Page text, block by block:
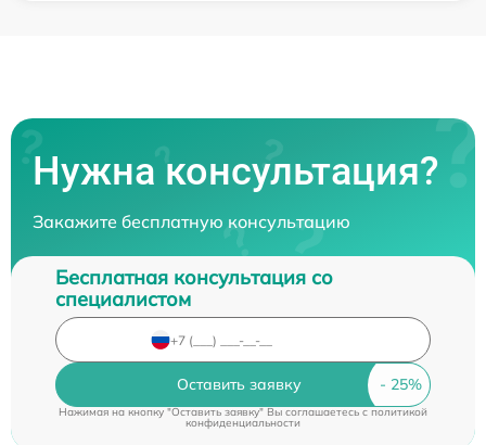
Нужна консультация?
Закажите бесплатную консультацию
Бесплатная консультация со
специалистом
Оставить заявку
Нажимая на кнопку "Оставить заявку" Вы соглашаетесь cполитикой
конфиденциальности